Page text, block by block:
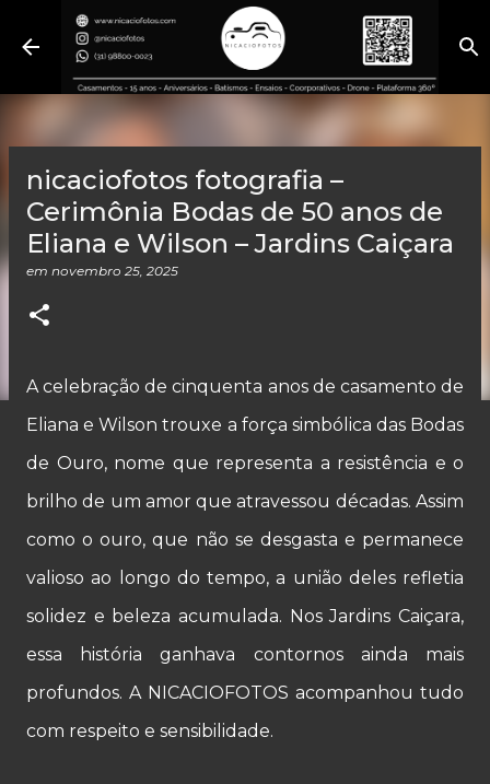
Pular para o conteúdo principal
nicaciofotos fotografia –
Cerimônia Bodas de 50 anos de
Eliana e Wilson – Jardins Caiçara
em novembro 25, 2025
A celebração de cinquenta anos de casamento de
Eliana e Wilson trouxe a força simbólica das Bodas
de Ouro, nome que representa a resistência e o
brilho de um amor que atravessou décadas. Assim
como o ouro, que não se desgasta e permanece
valioso ao longo do tempo, a união deles refletia
solidez e beleza acumulada. Nos Jardins Caiçara,
essa história ganhava contornos ainda mais
profundos. A NICACIOFOTOS acompanhou tudo
com respeito e sensibilidade.